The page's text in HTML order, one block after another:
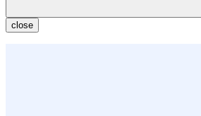
close